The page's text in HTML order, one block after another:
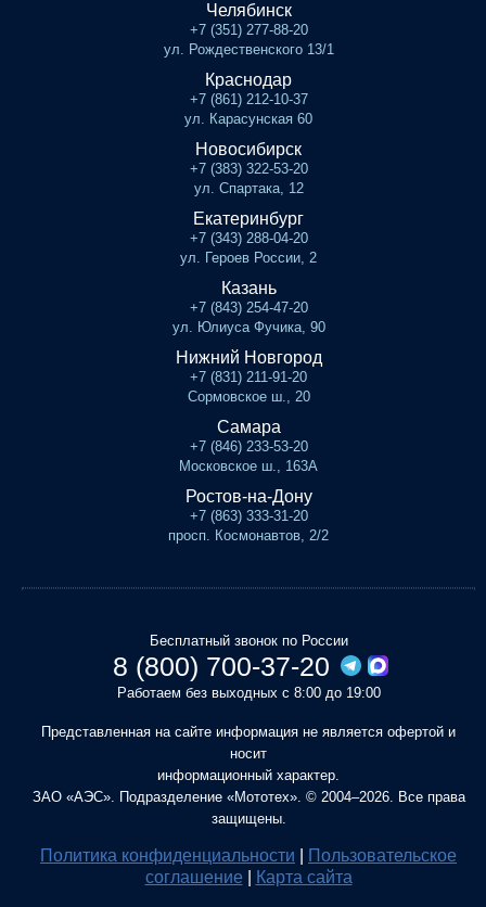
Челябинск
+7 (351) 277-88-20
ул. Рождественского 13/1
Краснодар
+7 (861) 212-10-37
ул. Карасунская 60
Новосибирск
+7 (383) 322-53-20
ул. Спартака, 12
Екатеринбург
+7 (343) 288-04-20
ул. Героев России, 2
Казань
+7 (843) 254-47-20
ул. Юлиуса Фучика, 90
Нижний Новгород
+7 (831) 211-91-20
Сормовское ш., 20
Самара
+7 (846) 233-53-20
Московское ш., 163А
Ростов-на-Дону
+7 (863) 333-31-20
просп. Космонавтов, 2/2
Бесплатный звонок по России
8 (800) 700-37-20
Работаем без выходных с 8:00 до 19:00
Представленная на сайте информация не является офертой и
носит
информационный характер.
ЗАО «АЭС». Подразделение «Мототех». © 2004–2026. Все права
защищены.
Политика конфиденциальности
Пользовательское
соглашение
Карта сайта